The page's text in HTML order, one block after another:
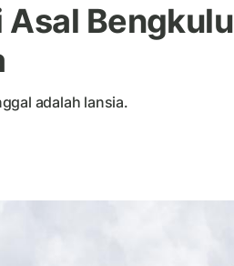
Asal Bengkulu
adalah lansia.